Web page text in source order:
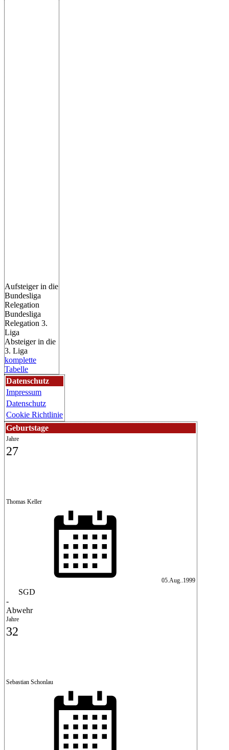
Aufsteiger in die
Bundesliga
Relegation
Bundesliga
Relegation 3.
Liga
Absteiger in die
3. Liga
komplette
Tabelle
Datenschutz
Impressum
Datenschutz
Cookie Richtlinie
Geburtstage
Jahre
27
Thomas Keller
05.Aug..1999
SGD
-
Abwehr
Jahre
32
Sebastian Schonlau